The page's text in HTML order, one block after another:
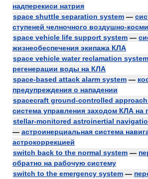
надперекиси натрия
space shuttle separation system —
ступеней челночного воздушно-
space vehicle life support system —
жизнеобеспечения экипажа КЛА
space vehicle water reclamation system
регенерации воды на КЛА
space-based attack alarm system —
предупреждения о нападении
spacecraft ground-controlled
система управления заходом КЛА на
stellar-monitored astroinertial
— астроинерциальная система
астрокоррекцией
switch back to the normal system —
обратно на рабочую систему
switch to the emergency system —